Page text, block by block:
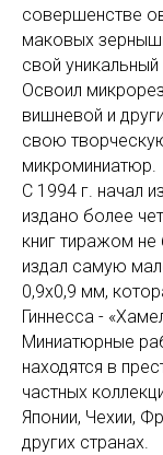
совершенстве
маковых
свой
Освоил
вишневой и
свою
микроминиатюр.
С 1994 г. начал
издано более
книг тиражом не
издал самую
0,9х0,9 мм,
Гиннесса -
Миниатюрные
находятся в
частных
Японии, Чехии,
других странах.